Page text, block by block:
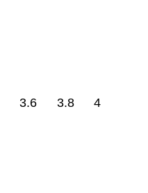
3.6 3.8 4